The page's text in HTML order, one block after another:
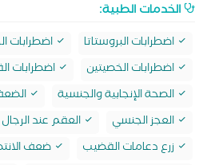
الخدمات الطبية:
اضطرابات البروستاتا
اضطرابات
اضطرابات الخصيتين
اضطرابات
الصحة الإنجابية والجنسية
العجز الجنسي
العقم عند الرجال
زرع دعامات القضيب
ضعف